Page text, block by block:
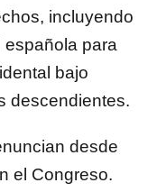
incluyendo
española para
bajo
descendientes.
desde
el Congreso.